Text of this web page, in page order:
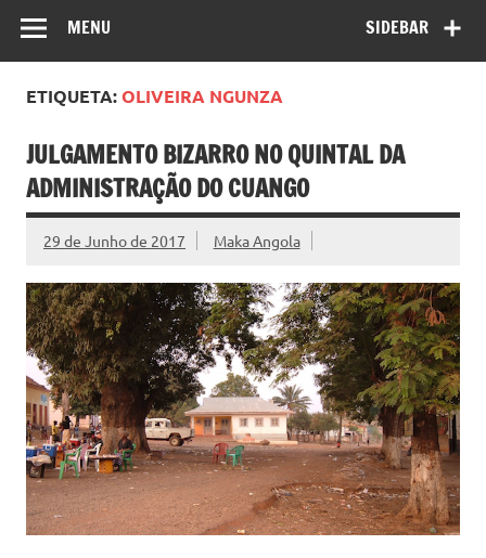
SIDEBAR
MENU
ETIQUETA:OLIVEIRA NGUNZA
JULGAMENTO BIZARRO NO QUINTAL DA
ADMINISTRAÇÃO DO CUANGO
29 de Junho de 2017 Maka Angola